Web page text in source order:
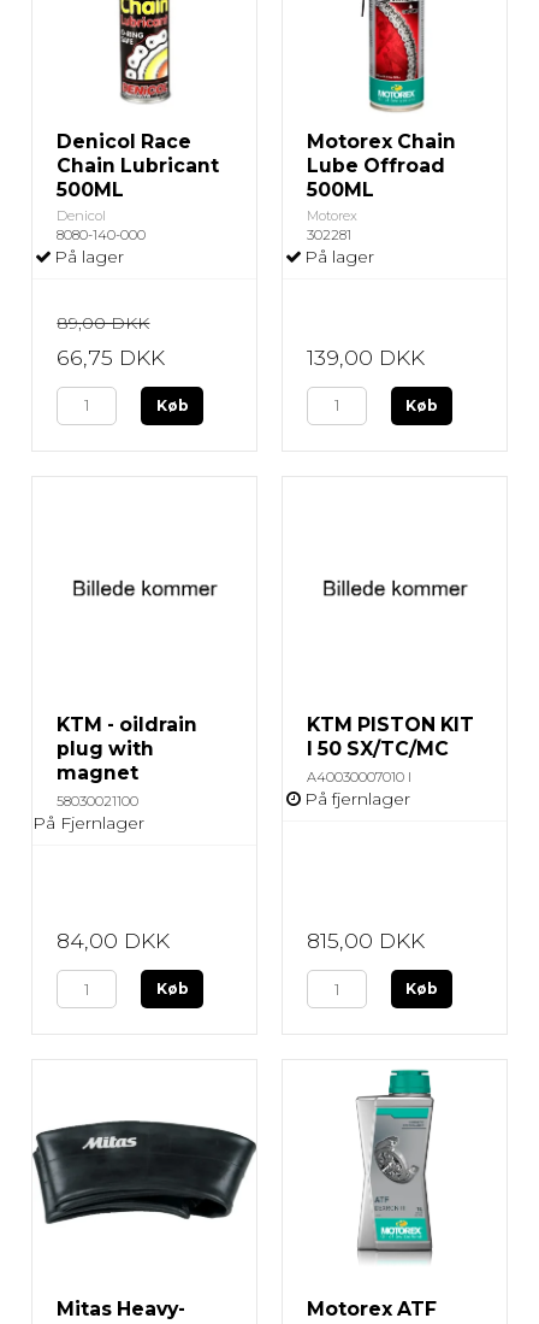
Denicol Race
Chain Lubricant
500ML
Denicol
8080-140-000
På lager
89,00 DKK
66,75 DKK
Køb
Motorex Chain
Lube Offroad
500ML
Motorex
302281
På lager
139,00 DKK
Køb
KTM - oildrain
plug with
magnet
58030021100
På Fjernlager
84,00 DKK
Køb
KTM PISTON KIT
I 50 SX/TC/MC
A40030007010 I
På fjernlager
815,00 DKK
Køb
Mitas Heavy-
Motorex ATF